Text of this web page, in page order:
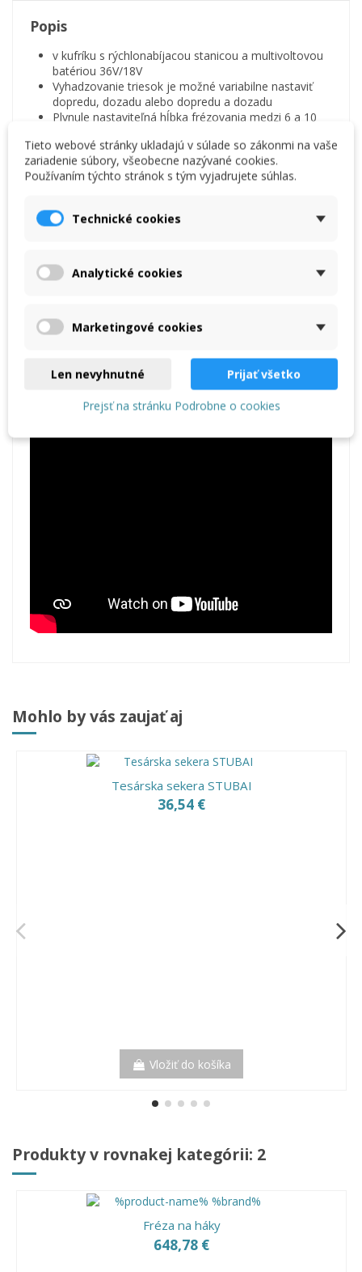
Popis
v kufríku s rýchlonabíjacou stanicou a multivoltovou
batériou 36V/18V
Vyhadzovanie triesok je možné variabilne nastaviť
dopredu, dozadu alebo dopredu a dozadu
Plynule nastaviteľná hĺbka frézovania medzi 6 a 10
Šírka frézovania je 34 mm
Frézovaciu hlavu je možné otočiť o 180° vzhľadom
na telo stroja, pre optimálnu prácu v závislosti od
Základné zariadenie Hikoki
bezkomutátorový motor
To znamená, že je možné regulovať hrubšie alebo
Rýchlonabíjacia stanica batérie (cca 20 min)
Video
Mohlo by vás zaujať aj
Tesárska sekera STUBAI
36,54 €
Vložiť do košíka
Produkty v rovnakej kategórii: 2
Fréza na háky
648,78 €
Tieto webové stránky ukladajú v súlade so zákonmi na vaše
zariadenie súbory, všeobecne nazývané cookies.
Používaním týchto stránok s tým vyjadrujete súhlas.
Technické cookies
Analytické cookies
Marketingové cookies
Len nevyhnutné Prijať všetko
Prejsť na stránku Podrobne o cookies